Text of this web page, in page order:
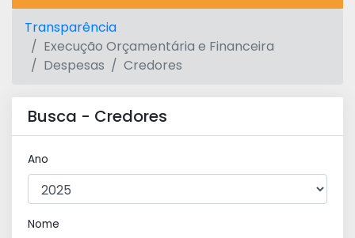
Transparência
Execução Orçamentária e Financeira
Despesas
Credores
Busca - Credores
Ano
Nome